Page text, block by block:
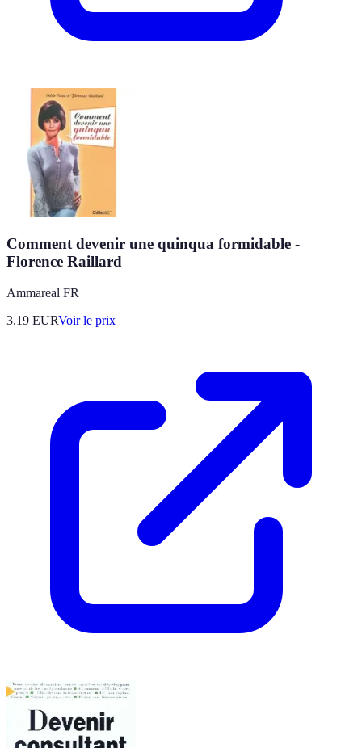
Comment devenir une quinqua formidable -
Florence Raillard
Ammareal FR
3.19 EURVoir le prix